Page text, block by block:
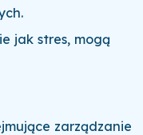
jak stres, mogą
zarządzanie